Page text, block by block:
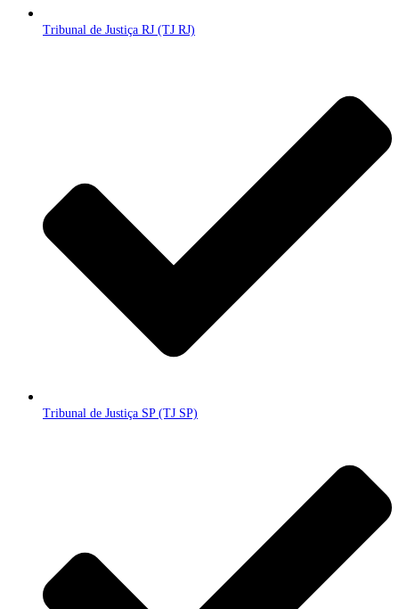
Tribunal de Justiça RJ (TJ RJ)
Tribunal de Justiça SP (TJ SP)